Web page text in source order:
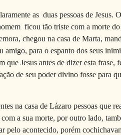
as duas pessoas de Jesus.
ficou tão triste com a morte
chegou na casa de Marta,
para o espanto dos seus
que Jesus antes de dizer esta frase,
de seu poder divino fosse para
na casa de Lázaro pessoas que
a sua morte, por outro lado,
pelo acontecido, porém